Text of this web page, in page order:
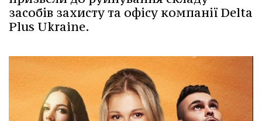
засобів захисту та офісу компанії Delta
Plus Ukraine.